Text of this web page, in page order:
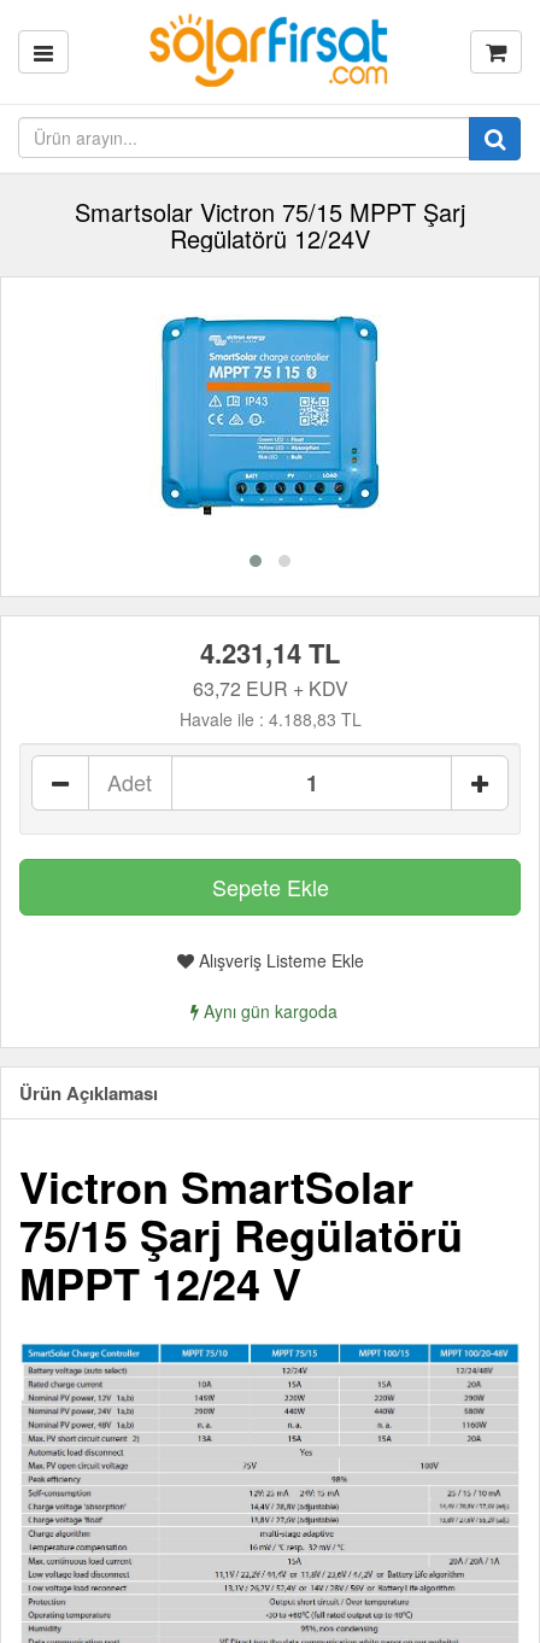
Smartsolar Victron 75/15 MPPT Şarj
Regülatörü 12/24V
4.231,14 TL
63,72 EUR + KDV
Havale ile : 4.188,83 TL
Adet
Alışveriş Listeme Ekle
Aynı gün kargoda
Ürün Açıklaması
Victron SmartSolar
75/15 Şarj Regülatörü
MPPT 12/24 V